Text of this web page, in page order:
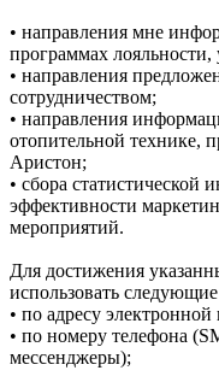
• направления мне
программах
• направления
сотрудничеством;
• направления
отопительной технике,
Аристон;
• сбора статистической
эффективности
мероприятий.
Для достижения
использовать
• по адресу
• по номеру телефона
мессенджеры);